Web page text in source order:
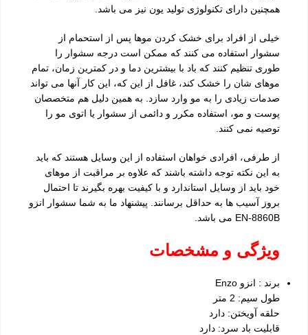
همچنین دارای تکنولوژی تولید یون نیز می باشد.
خیلی از افراد برای خشک کردن موها پس از استحمام از
سشوار استفاده می کنند که ممکن است درجه سشوار را
طوری تنظیم کنند که باد با بیشترین دما و در کمترین زمان، تمام
موهای شان را خشک کند، غافل از این که، این کار آنها می تواند
صدمات زیادی را به مو وارد سازد. به همین دلیل هم متخصصان
پوست و مو، استفاده مکرر و دائمی از سشوار یا اتوی مو را
توصیه نمی کنند.
از طرفی، افرادی خواهان استفاده از این وسایل هستند که باید
به این نکته توجه داشته باشند که علاوه بر مراقبت از موهای
خود باید از وسایل استاندارد و با کیفیت بهره بگیرند تا احتمال
بروز آسیب ها به حداقل برسانند. پیشنهاد ما به شما سشوار انزو
EN-8860B می باشد.
ویژگی و مشخصات
برند : انزو Enzo
طول سیم: 2 متر
حلقه آویختن: دارد
قابلیت باد سرد: دارد